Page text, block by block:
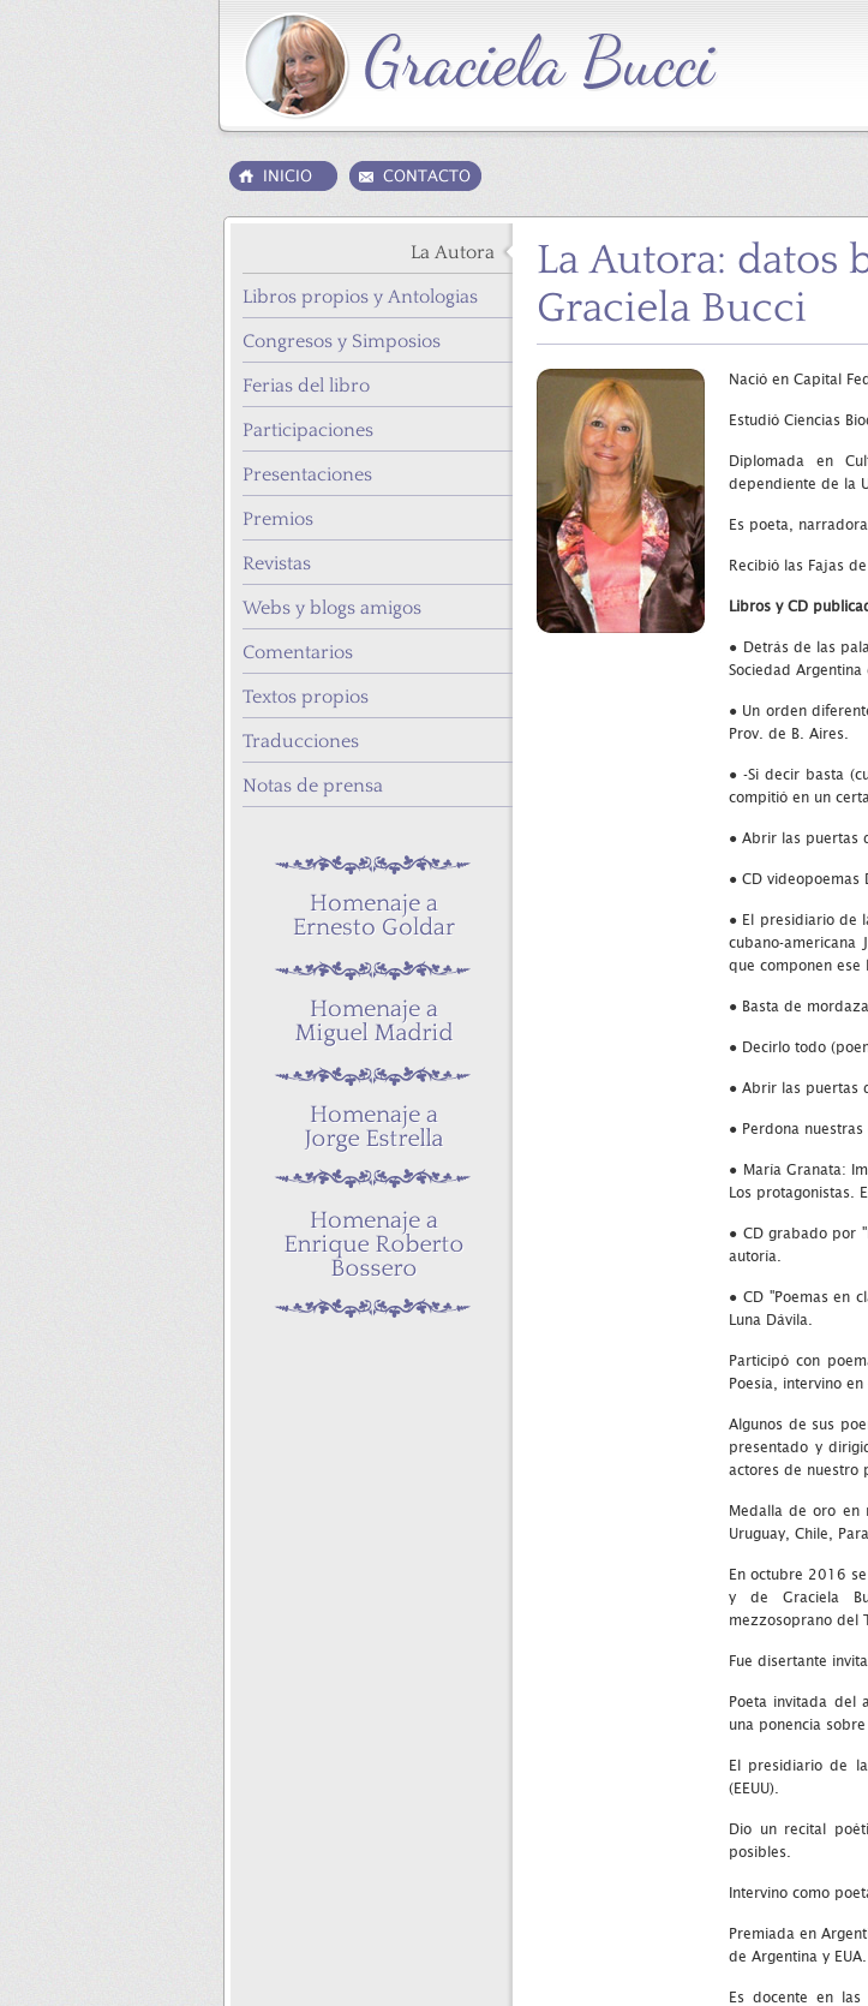
La Autora
Libros propios y Antologias
Congresos y Simposios
Ferias del libro
Participaciones
Presentaciones
Premios
Revistas
Webs y blogs amigos
Comentarios
Textos propios
Traducciones
Notas de prensa
La Autora: datos
Graciela Bucci
Nació en Capital
Estudió Ciencias
Diplomada en
dependiente de la
Es poeta, narradora
Recibió las Fajas
Libros y CD
● Detrás de las
Sociedad Argentina
● Un orden
Prov. de B. Aires.
● -Si decir basta
compitió en un
● Abrir las puertas
● CD
● El presidiario de
cubano-americana
que componen ese
● Basta de
● Decirlo todo
● Abrir las puertas
● Perdona nuestras
● María Granata:
Los protagonistas.
● CD grabado por
autoría.
● CD "Poemas en
Luna Dávila.
Participó con
Poesía, intervino
Algunos de sus
presentado y
actores de nuestro
Medalla de oro en
Uruguay, Chile,
En octubre 2016
y de Graciela
mezzosoprano del
Fue disertante
Poeta invitada del
una ponencia
El presidiario de
(EEUU).
Dio un recital
posibles.
Intervino como
Premiada en
de Argentina y EUA.
Es docente en